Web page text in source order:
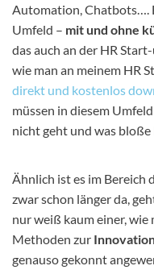
Automation, Chatbots….
Umfeld – mit und ohne
das auch an der HR
wie man an meinem HR
direkt und kostenlos
müssen in diesem
nicht geht und was
Ähnlich ist es im Bereich
zwar schon länger da,
nur weiß kaum einer, wie
Methoden zur
genauso gekonnt